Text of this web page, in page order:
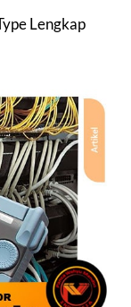
Lengkap